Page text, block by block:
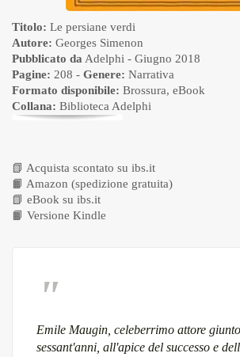
Titolo: Le persiane verdi
Autore: Georges Simenon
Pubblicato da Adelphi - Giugno 2018
Pagine: 208 - Genere: Narrativa
Formato disponibile: Brossura, eBook
Collana: Biblioteca Adelphi
📗 Acquista scontato su ibs.it
📙 Amazon (spedizione gratuita)
📗 eBook su ibs.it
📙 Versione Kindle
Emile Maugin, celeberrimo attore
sessant'anni, all'apice del successo e